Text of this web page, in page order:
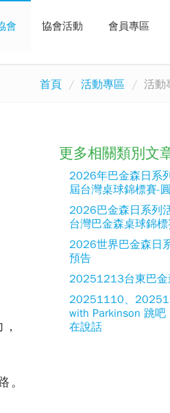
會 協會活動 會員專區
首頁 活動專區 活動
。
更多相關類別文
2026年巴金森日系
屆台灣桌球錦標賽-
2026巴金森日系列
台灣巴金森桌球錦標
2026世界巴金森日
預告
20251213台東巴金
20251110、
with Parkinson 跳吧
在說話